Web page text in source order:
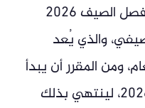
ووفقًا للتقويم الفلكي، يبدأ فصل الصيف 2026
والذي يُعد
ومن المقرر أن يبدأ
الفصل فلكيًا يوم 21 يونيو 2026، لينتهي بذلك